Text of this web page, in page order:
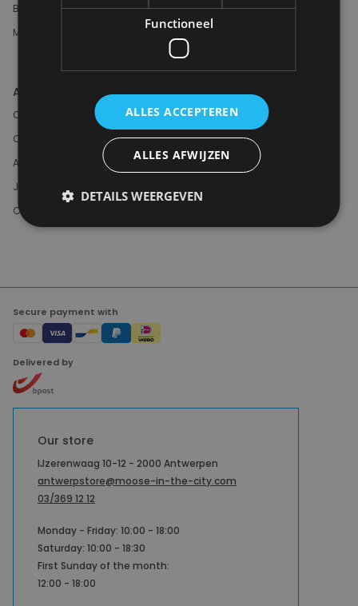
Brands
Moose-Label
About MOOSE
Contact us
Customer Service
About Us
Job Offer
Cancel order
Secure payment with
Delivered by
Our store
IJzerenwaag 10-12 - 2000 Antwerpen
antwerpstore@moose-in-the-city.com
03/369 12 12
Monday - Friday: 10:00 - 18:00
Saturday: 10:00 - 18:30
First Sunday of the month:
12:00 - 18:00
Functioneel
ALLES ACCEPTEREN
ALLES AFWIJZEN
DETAILS WEERGEVEN